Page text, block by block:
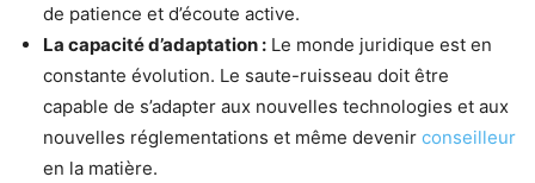
de patience et d’écoute active.
La capacité d’adaptation : Le monde juridique est en
constante évolution. Le saute-ruisseau doit être
capable de s’adapter aux nouvelles technologies et aux
nouvelles réglementations et même devenir conseilleur
en la matière.